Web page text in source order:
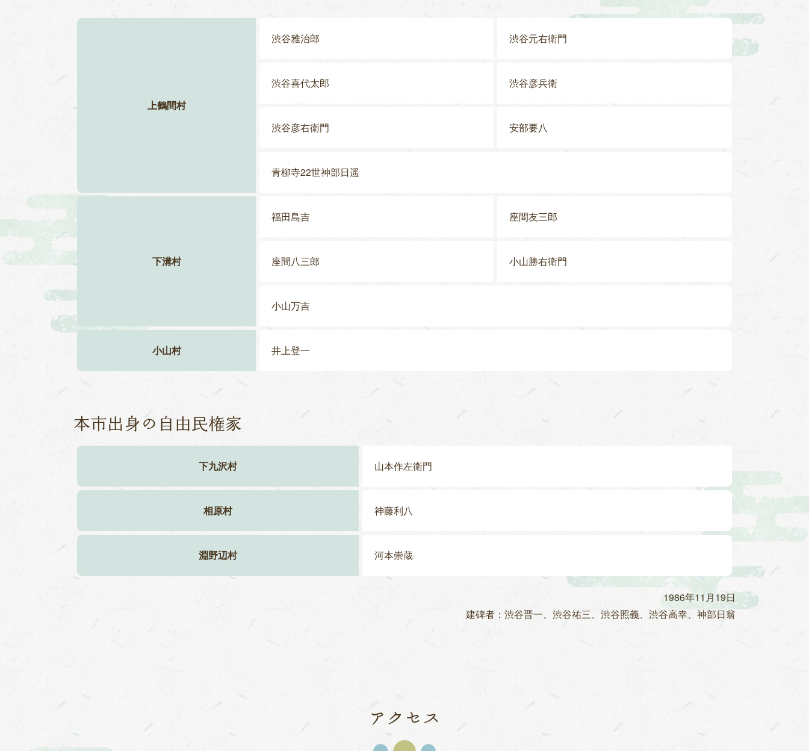
上鶴間村
渋谷雅治郎 渋谷元右衛門
渋谷喜代太郎 渋谷彦兵衛
渋谷彦右衛門 安部要八
青柳寺22世神部日遥
下溝村
福田島吉 座間友三郎
座間八三郎 小山勝右衛門
小山万吉
小山村 井上登一
本市出身の自由民権家
下九沢村 山本作左衛門
相原村 神藤利八
淵野辺村 河本崇蔵
1986年11月19日
建碑者：渋谷晋一、渋谷祐三、渋谷照義、渋谷高幸、神部日翁
アクセス